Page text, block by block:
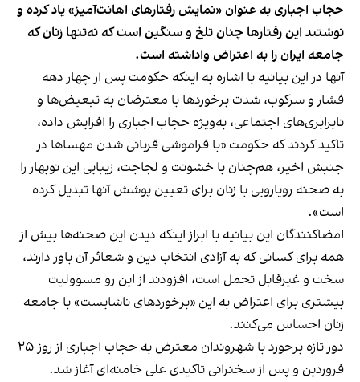
حجاب اجباری به عنوان «نمایش رفتارهای اهانت‌آمیز» یاد کرده و
نوشتند این رفتارها چنان تلخ و سنگین است که نه‌تنها زنان که
جامعه ایران را به اعتراض واداشته است.
آنها در این بیانیه با اشاره به اینکه حکومت پس از چهار دهه
فشار و سرکوب، شدت برخوردها با معترضان به تبعیض‌ها و
نابرابری‌های اجتماعی، به‌ویژه حجاب اجباری را افزایش داده،
تاکید کردند که حکومت «با فراموشی قربانی‌ شدن مهساها در
جنبش اخیر، هم‌چنان با خشونت و لجاجت، زیبایی این نوبهار را
به صحنه رویارویی با زنان برای تعیین پوشش آنها تبدیل کرده
است».
امضاکنندگان این بیانیه با ابراز اینکه دیدن این صحنه‌ها بیش از
همه برای کسانی که به آزادی انتخاب دین و شعائر آن باور دارند،
سخت‌ ‌‌و غیرقابل تحمل‌ است، افزودند از این رو‌ مسوولیت
بیشتری برای اعتراض به این «برخوردهای ناشایست» با جامعه
زنان احساس می‌کنند.
دور تازه برخورد با شهروندان معترض به حجاب اجباری از روز ۲۵
فروردین و پس از سخنرانی تاکیدی علی خامنه‌ایآغاز شد.